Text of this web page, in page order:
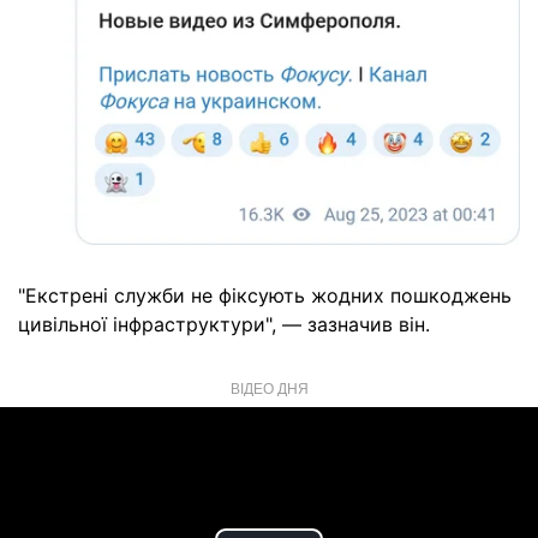
"Екстрені служби не фіксують жодних пошкоджень
цивільної інфраструктури", — зазначив він.
ВІДЕО ДНЯ